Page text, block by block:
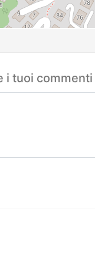
i tuoi